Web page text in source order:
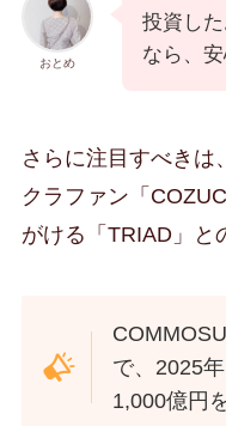
おとめ
投資し
なら、
さらに注目すべきは
クラファン「
がける「TRIAD」と
で、2025
1,000億円